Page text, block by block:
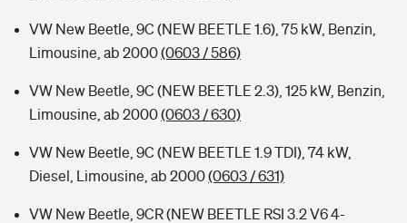
VW New Beetle, 9C (NEW BEETLE 1.6), 75 kW, Benzin,
Limousine, ab 2000(0603 / 586)
VW New Beetle, 9C (NEW BEETLE 2.3), 125 kW, Benzin,
Limousine, ab 2000(0603 / 630)
VW New Beetle, 9C (NEW BEETLE 1.9 TDI), 74 kW,
Diesel, Limousine, ab 2000(0603 / 631)
VW New Beetle, 9CR (NEW BEETLE RSI 3.2 V6 4-